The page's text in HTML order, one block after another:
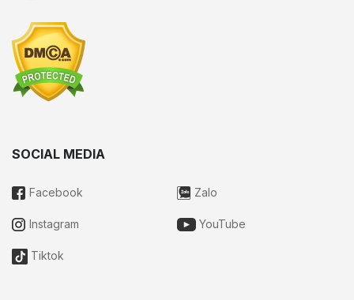
SOCIAL MEDIA
Facebook Zalo
Instagram YouTube
Tiktok